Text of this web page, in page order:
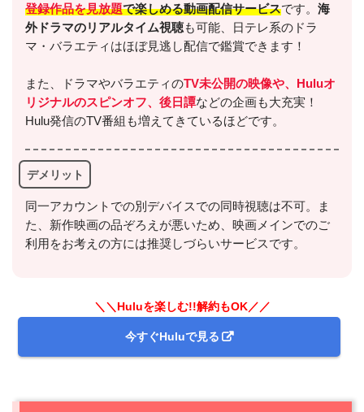
出典:U-NEXT
登録作品を見放題で楽しめる動画配信サービスです。 海
外ドラマのリアルタイム視聴も可能、日テレ系のドラ
マ・バラエティはほぼ見逃し配信で鑑賞できます！
また、ドラマやバラエティのTV未公開の映像や、Huluオ
リジナルのスピンオフ、後日譚などの企画も大充実！
Hulu発信のTV番組も増えてきているほどです。
デメリット
同一アカウントでの別デバイスでの同時視聴は不可。ま
た、新作映画の品ぞろえが悪いため、映画メインでのご
利用をお考えの方には推奨しづらいサービスです。
＼＼Huluを楽しむ!!解約もOK／／
今すぐHuluで見る